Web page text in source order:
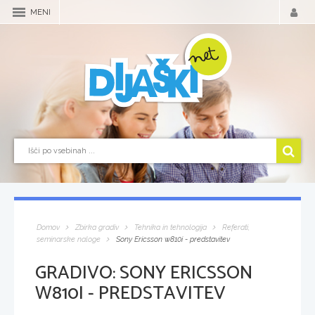
MENI
Domov Zbirka gradiv Tehnika in tehnologija
Referati,
seminarske naloge
Sony Ericsson w810i - predstavitev
GRADIVO:SONY ERICSSON
W810I - PREDSTAVITEV